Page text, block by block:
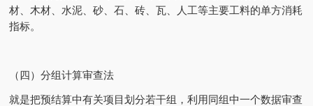
材、木材、水泥、砂、石、砖、瓦、人工等主要工料的单方消耗
指标。
（四）分组计算审查法
就是把预结算中有关项目划分若干组，利用同组中一个数据审查